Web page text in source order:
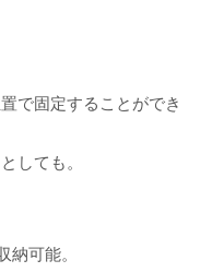
で固定することができ
しても。
可能。